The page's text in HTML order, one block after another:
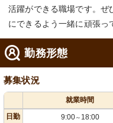
活躍ができる職場です。ぜ
にできるよう一緒に頑張っ
勤務形態
募集状況
就業時間
日勤
9:00～ 18:00